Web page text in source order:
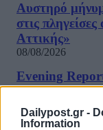
Dailypost.gr -
Information
Αυστηρό
στις
Αττικής»
08/08/2026
Evening
Γιώργος
08/08/2026
ΔΗΜΟΦΙΛΗ